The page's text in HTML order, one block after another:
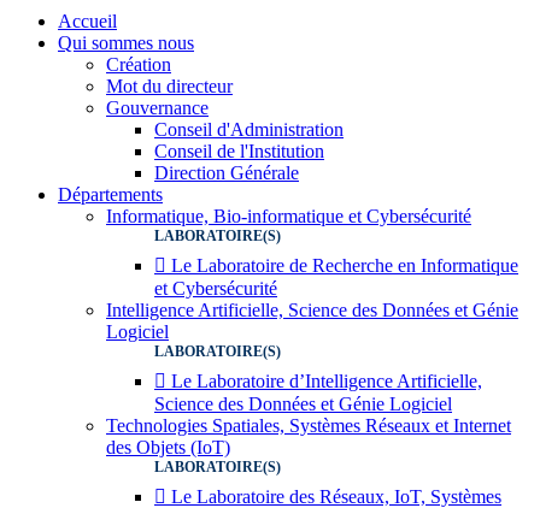
Accueil
Qui sommes nous
Création
Mot du directeur
Gouvernance
Conseil d'Administration
Conseil de l'Institution
Direction Générale
Départements
Informatique, Bio-informatique et Cybersécurité
LABORATOIRE(S)
 Le Laboratoire de Recherche en Informatique
et Cybersécurité
Intelligence Artificielle, Science des Données et Génie
Logiciel
LABORATOIRE(S)
 Le Laboratoire d’Intelligence Artificielle,
Science des Données et Génie Logiciel
Technologies Spatiales, Systèmes Réseaux et Internet
des Objets (IoT)
LABORATOIRE(S)
 Le Laboratoire des Réseaux, IoT, Systèmes